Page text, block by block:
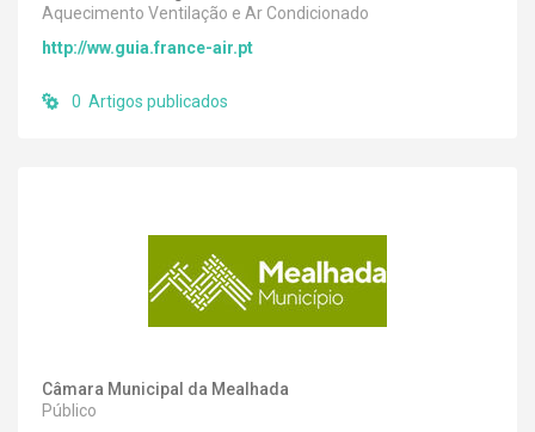
Aquecimento Ventilação e Ar Condicionado
http://ww.guia.france-air.pt
0 Artigos publicados
Câmara Municipal da Mealhada
Público